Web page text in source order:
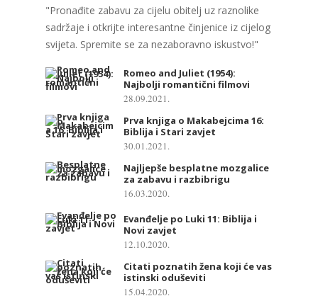
"Pronađite zabavu za cijelu obitelj uz raznolike
sadržaje i otkrijte interesantne činjenice iz cijelog
svijeta. Spremite se za nezaboravno iskustvo!"
Romeo and Juliet (1954):
Najbolji romantični filmovi
28.09.2021.
Prva knjiga o Makabejcima 16:
Biblija i Stari zavjet
30.01.2021.
Najljepše besplatne mozgalice
za zabavu i razbibrigu
16.03.2020.
Evanđelje po Luki 11: Biblija i
Novi zavjet
12.10.2020.
Citati poznatih žena koji će vas
istinski oduševiti
15.04.2020.